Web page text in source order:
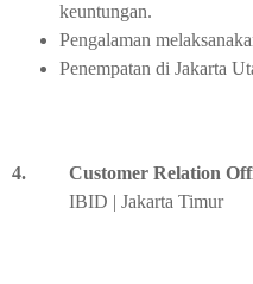
keuntungan.
Pengalaman
Penempatan di Jakarta
4.
Customer Relation
IBID | Jakarta Timur